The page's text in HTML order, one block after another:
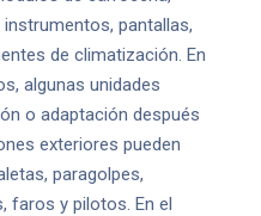
pantallas,
de climatización. En
algunas unidades
o adaptación después
exteriores pueden
paragolpes,
faros y pilotos. En el